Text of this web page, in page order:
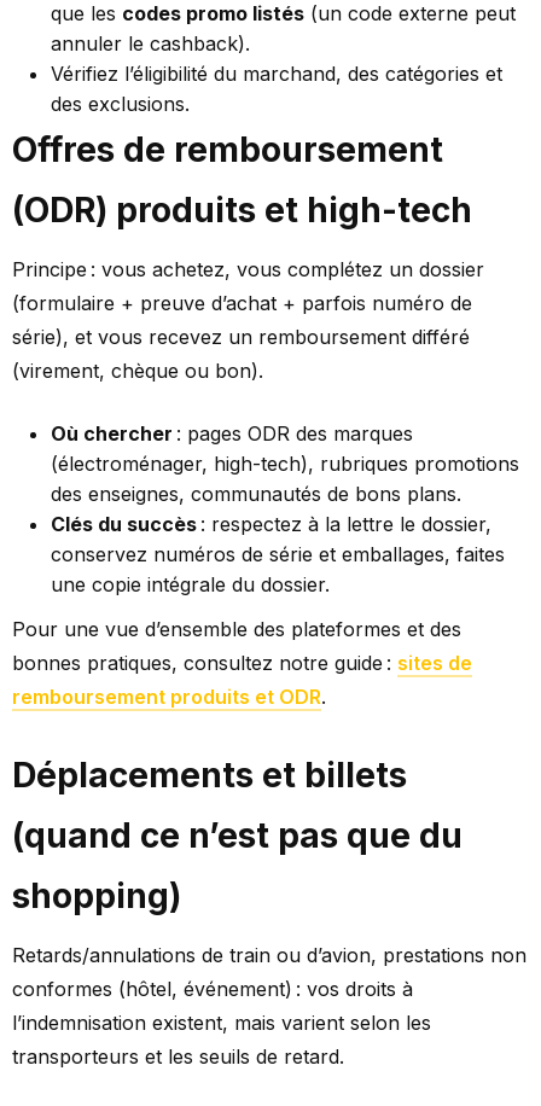
que les codes promo listés (un code externe peut
annuler le cashback).
Vérifiez l’éligibilité du marchand, des catégories et
des exclusions.
Offres de remboursement
(ODR) produits et high-tech
Principe : vous achetez, vous complétez un dossier
(formulaire + preuve d’achat + parfois numéro de
série), et vous recevez un remboursement différé
(virement, chèque ou bon).
Où chercher : pages ODR des marques
(électroménager, high-tech), rubriques promotions
des enseignes, communautés de bons plans.
Clés du succès : respectez à la lettre le dossier,
conservez numéros de série et emballages, faites
une copie intégrale du dossier.
Pour une vue d’ensemble des plateformes et des
bonnes pratiques, consultez notre guide : sites de
remboursement produits et ODR.
Déplacements et billets
(quand ce n’est pas que du
shopping)
Retards/annulations de train ou d’avion, prestations non
conformes (hôtel, événement) : vos droits à
l’indemnisation existent, mais varient selon les
transporteurs et les seuils de retard.